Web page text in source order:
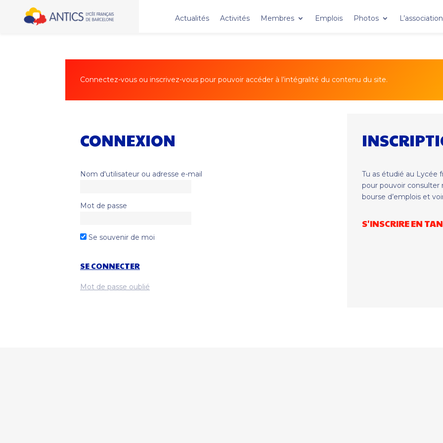
Actualités Activités Membres Emplois Photos L’association
Connectez-vous ou inscrivez-vous pour pouvoir accéder à l’intégralité du contenu du site.
CONNEXION
Nom d'utilisateur ou adresse e-mail
Mot de passe
Se souvenir de moi
Mot de passe oublié
Tu as étudié au Lycée
pour pouvoir consulter
bourse d’emplois et
S'INSCRIRE EN